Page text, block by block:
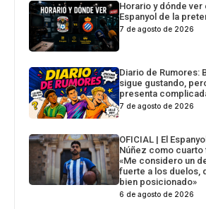
Horario y dónde ver
Espanyol de la
7 de agosto de 2026
Diario de Rumores:
sigue gustando,
presenta
7 de agosto de 2026
OFICIAL | El
Núñez como cuarto
«Me considero un
fuerte a los duelos,
bien posicionado»
6 de agosto de 2026